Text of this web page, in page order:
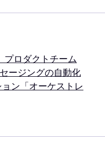
プロダクトチーム
ージングの自動化
ン「オーケストレ